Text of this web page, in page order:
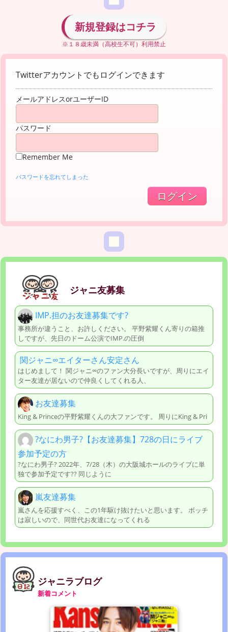
新規登録はコチラ
※１８歳未満（高校生不可）利用禁止
Twitterアカウントでもログインできます
メールアドレスorユーザーID
パスワード
Remember Me
パスワードを忘れてしまった
ジャニ友募集
IМP.担のお友達募集です?
事務所が違うこと、お許しください。 平野紫耀くん寄りの箱推
しですが、先日のドーム公演でIМP.の圧倒
関ジャニ∞エイターさん安定さん
はじめまして！ 関ジャニ∞のファン大分長いですが、周りにエイ
ター友達が居ないので仲良くしてくれる人、
お友達募集
King & Princeの平野紫耀くんの大ファンです。 周りにKing & Pri
?なにわ男子?【お友達募集】728の日にライブ
参加予定の方
?なにわ男子? 2022年、7/28（木）の大阪城ホールのライブに単
独で参加予定です?? 同じように
嵐友達募集
嵐さんを応援すべく、この1年駆け抜けたいと思います。 ボッチ
は寂しいので、同世代お友達になってくれる
ジャニラブログ
新着コメント